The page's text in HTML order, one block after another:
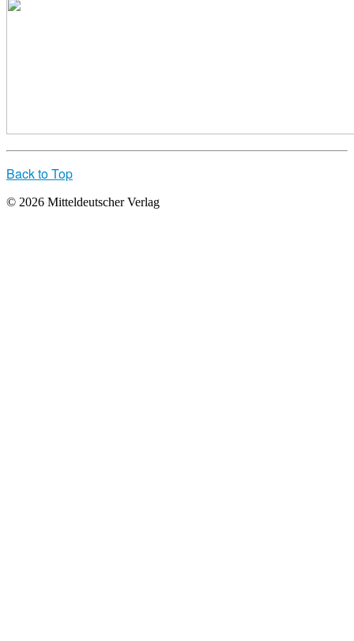
Back to Top
© 2026 Mitteldeutscher Verlag